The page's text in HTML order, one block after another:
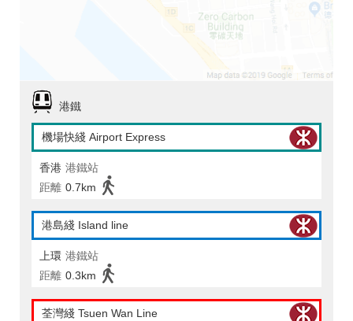
港鐵
機場快綫 Airport Express
香港 港鐵站
距離 0.7km
港島綫 Island line
上環 港鐵站
距離 0.3km
荃灣綫 Tsuen Wan Line